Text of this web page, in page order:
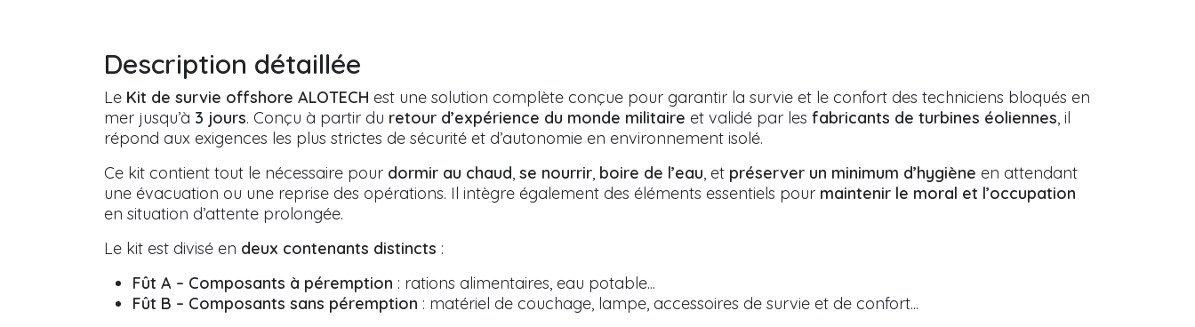
Description détaillée
Le Kit de survie offshore ALOTECH est une solution complète conçue pour garantir la survie et le confort des techniciens bloqués en
mer jusqu’à 3 jours. Conçu à partir du retour d’expérience du monde militaire et validé par les fabricants de turbines éoliennes, il
répond aux exigences les plus strictes de sécurité et d’autonomie en environnement isolé.
Ce kit contient tout le nécessaire pour dormir au chaud, se nourrir, boire de l’eau, et préserver un minimum d’hygiène en attendant
une évacuation ou une reprise des opérations. Il intègre également des éléments essentiels pour maintenir le moral et l’occupation
en situation d’attente prolongée.
Le kit est divisé en deux contenants distincts :
Fût A – Composants à péremption : rations alimentaires, eau potable...
Fût B – Composants sans péremption : matériel de couchage, lampe, accessoires de survie et de confort...